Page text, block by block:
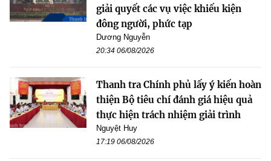
giải quyết các vụ việc khiếu kiện
đông người, phức tạp
Dương Nguyễn
20:34 06/08/2026
Thanh tra Chính phủ lấy ý kiến hoàn
thiện Bộ tiêu chí đánh giá hiệu quả
thực hiện trách nhiệm giải trình
Nguyệt Huy
17:19 06/08/2026